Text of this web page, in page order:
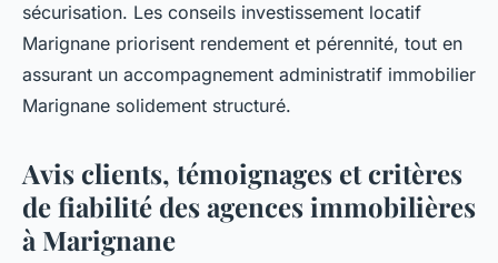
sécurisation. Les conseils investissement locatif
Marignane priorisent rendement et pérennité, tout en
assurant un accompagnement administratif immobilier
Marignane solidement structuré.
Avis clients, témoignages et critères
de fiabilité des agences immobilières
à Marignane